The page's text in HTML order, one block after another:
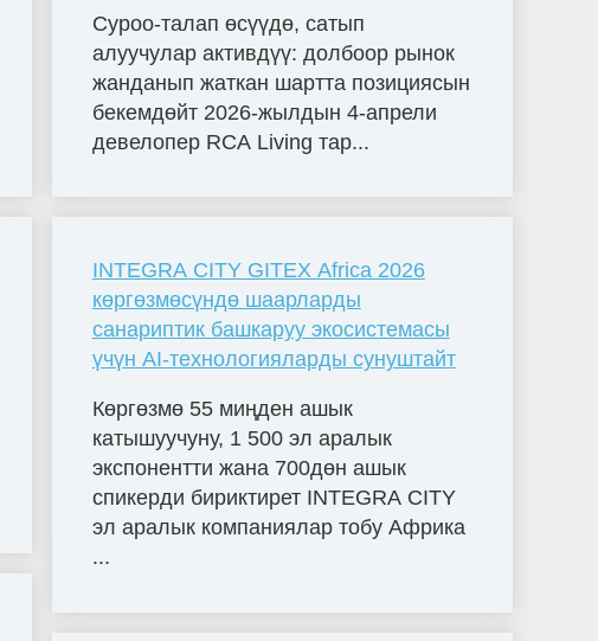
Суроо-талап өсүүдө, сатып
алуучулар активдүү: долбоор рынок
жанданып жаткан шартта позициясын
бекемдөйт 2026-жылдын 4-апрели
девелопер RCA Living тар...
INTEGRA CITY GITEX Africa 2026
көргөзмөсүндө шаарларды
санариптик башкаруу экосистемасы
үчүн AI-технологияларды сунуштайт
Көргөзмө 55 миңден ашык
катышуучуну, 1 500 эл аралык
экспонентти жана 700дөн ашык
спикерди бириктирет INTEGRA CITY
эл аралык компаниялар тобу Африка
...